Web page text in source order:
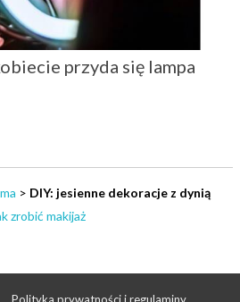
przyda się lampa
> DIY: jesienne dekoracje z dynią
zrobić makijaż
Polityka prywatności i regulaminy